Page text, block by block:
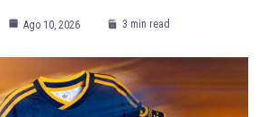
Ago 10, 2026 3 min read